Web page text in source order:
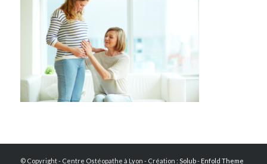
© Copyright - Centre Ostéopathe à Lyon - Création : Solub- Enfold Theme